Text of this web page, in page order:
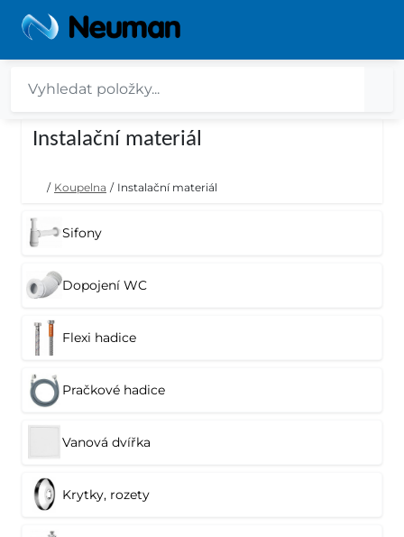
Instalační materiál
/ Koupelna / Instalační materiál
Sifony
Dopojení WC
Flexi hadice
Pračkové hadice
Vanová dvířka
Krytky, rozety